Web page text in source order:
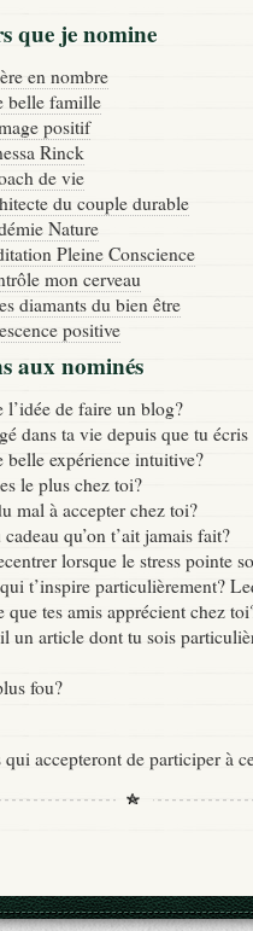
que je nomine
en nombre
belle famille
positif
Rinck
de vie
du couple durable
Nature
Pleine Conscience
mon cerveau
diamants du bien être
positive
aux nominés
l’idée de faire un blog?
dans ta vie depuis que tu
belle expérience intuitive?
le plus chez toi?
mal à accepter chez toi?
qu’on t’ait jamais fait?
lorsque le stress pointe
t’inspire particulièrement?
que tes amis apprécient chez
un article dont tu sois
fou?
accepteront de participer à